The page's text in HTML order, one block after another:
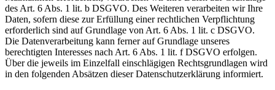
des Art. 6 Abs. 1 lit. b DSGVO. Des Weiteren verarbeiten wir Ihre
Daten, sofern diese zur Erfüllung einer rechtlichen Verpflichtung
erforderlich sind auf Grundlage von Art. 6 Abs. 1 lit. c DSGVO.
Die Datenverarbeitung kann ferner auf Grundlage unseres
berechtigten Interesses nach Art. 6 Abs. 1 lit. f DSGVO erfolgen.
Über die jeweils im Einzelfall einschlägigen Rechtsgrundlagen wird
in den folgenden Absätzen dieser Datenschutzerklärung informiert.